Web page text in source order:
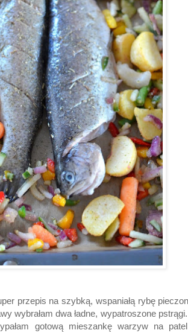
przepis na szybką, wspaniałą rybę
wybrałam dwa ładne, wypatroszone
gotową mieszankę warzyw na